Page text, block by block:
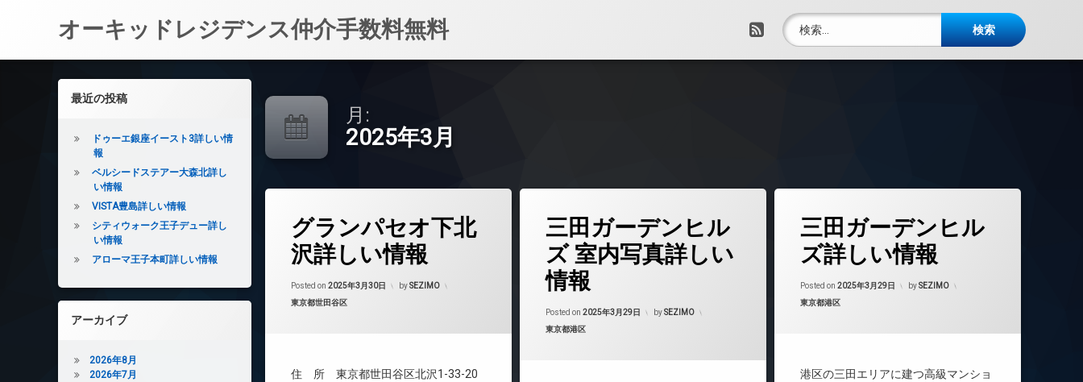
オーキッドレジデンス仲介手数料無料 RSS
検索:
月:
2025年3月
グランパセオ下北
沢詳しい情報
Posted on 2025年3月30日 bySEZIMO
カテゴリー:
東京都世田谷区
住 所 東京都世田谷区北沢1-33-20
24時間管理
CATV
インターネット無料
三田ガーデンヒル
ズ 室内写真詳しい
情報
Posted on 2025年3月29日 bySEZIMO
カテゴリー:
東京都港区
24時間管理
CATV
TVドアホン
三田ガーデンヒル
ズ詳しい情報
Posted on 2025年3月29日 bySEZIMO
カテゴリー:
東京都港区
港区の三田エリアに建つ高級マンショ
24時間管理
CATV
エレベーター
左サイドバー
最近の投稿
ドゥーエ銀座イースト3詳しい情
報
ベルシードステアー大森北詳し
い情報
VISTA豊島詳しい情報
シティウォーク王子デュー詳し
い情報
アローマ王子本町詳しい情報
アーカイブ
2026年8月
2026年7月